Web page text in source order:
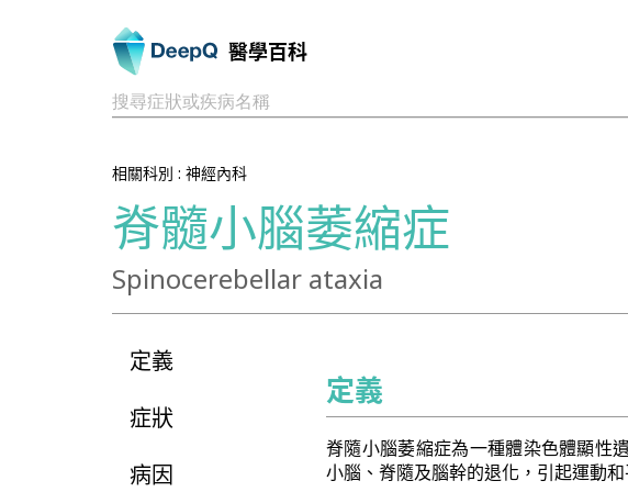
醫學百科
搜尋症狀或疾病名稱
相關科別 : 神經內科
脊髓小腦萎縮症
Spinocerebellar ataxia
定義
症狀
病因
定義
脊隨小腦萎縮症為一種體染色體顯性
小腦、脊隨及腦幹的退化，引起運動和